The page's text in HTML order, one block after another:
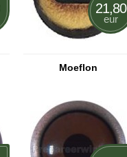
Moeflon
21,80
eur